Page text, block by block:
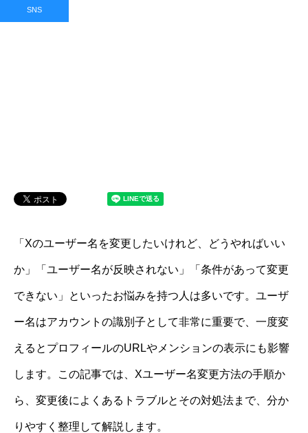
SNS
「Xのユーザー名を変更したいけれど、どうやればいい
か」「ユーザー名が反映されない」「条件があって変更
できない」といったお悩みを持つ人は多いです。ユーザ
ー名はアカウントの識別子として非常に重要で、一度変
えるとプロフィールのURLやメンションの表示にも影響
します。この記事では、Xユーザー名変更方法の手順か
ら、変更後によくあるトラブルとその対処法まで、分か
りやすく整理して解説します。